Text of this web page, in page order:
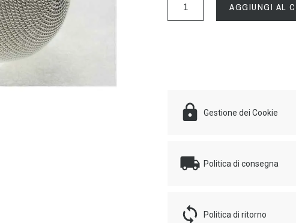
AGGIUNGI AL
Gestione dei Cookie
Politica di consegna
Politica di ritorno